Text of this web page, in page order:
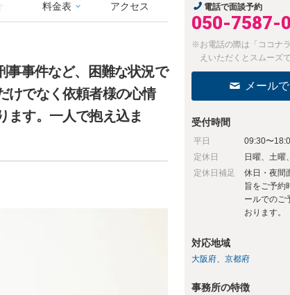
料金表 アクセス
事事件など、困難な状況で
けでなく依頼者様の心情
ます。一人で抱え込ま
電話で面談予約
050-7587-
※お電話の際は「ココナ
えいただくとスムーズで
メール
受付時間
平日
09:30〜
定休日
日曜、土曜
定休日補足
休日・夜間
旨をご予約
ールでのご
おります。
対応地域
大阪府 京都府
事務所の特徴